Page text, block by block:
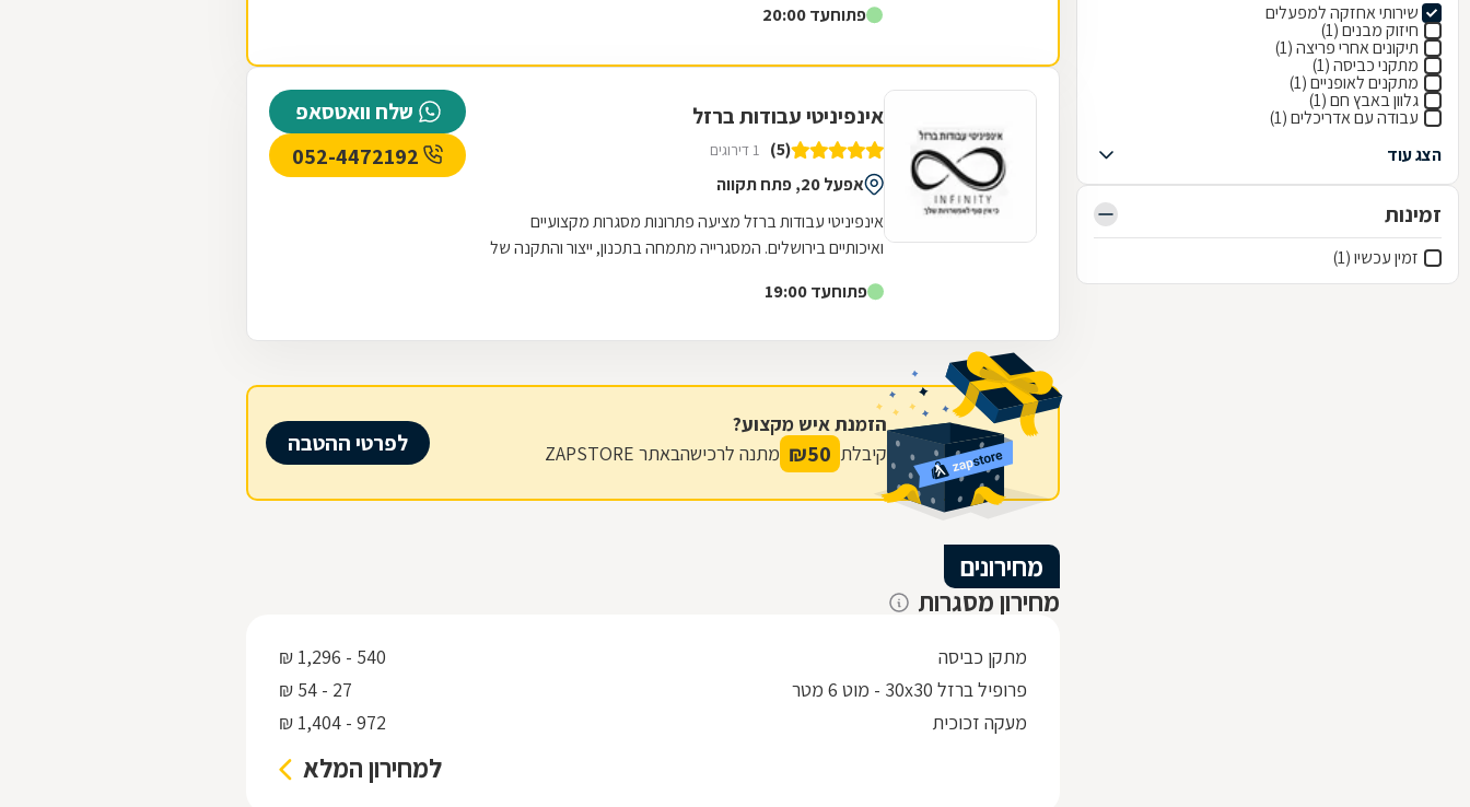
שירותי אחזקה למפעלים
חיזוק מבנים (1)
תיקונים אחרי פריצה (1)
מתקני כביסה (1)
מתקנים לאופניים (1)
גלוון באבץ חם (1)
עבודה עם אדריכלים (1)
הצג עוד
זמינות
זמין עכשיו (1)
פתוחעד 20:00
אינפיניטי עבודות ברזל
(5) 1 דירוגים
אפעל 20, פתח תקווה
אינפיניטי עבודות ברזל מציעה פתרונות מסגרות מקצועיים
ואיכותיים בירושלים. המסגרייה מתמחה בתכנון, ייצור והתקנה של
פתוחעד 19:00
שלח וואטסאפ
הזמנת איש מקצוע?
קיבלת 50
₪ מתנה לרכישהבאתר ZAPSTORE לפרטי ההטבה
מחירונים
מחירון מסגרות
מתקן כביסה
540 - 1,296 ₪
פרופיל ברזל 30x30 - מוט 6 מטר
27 - 54 ₪
מעקה זכוכית
972 - 1,404 ₪
למחירון המלא